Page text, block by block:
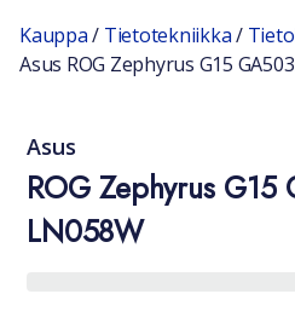
Kauppa/ Tietotekniikka/
Asus ROG Zephyrus G15
Asus
ROG Zephyrus G15
LN058W